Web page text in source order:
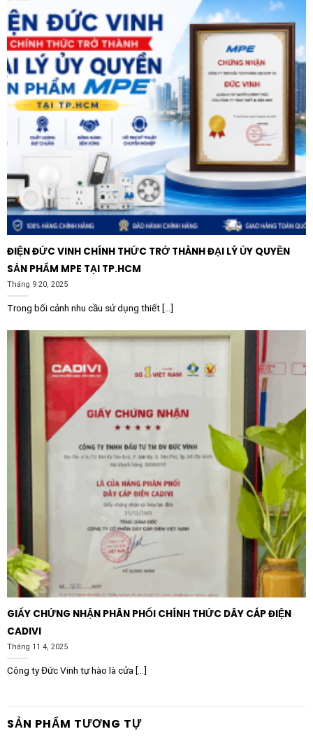
gọn. Sản phẩm hỗ trợ tính năng Reset tự động hoặc
bằng tay, linh hoạt cho các phương thức vận hành tự
động hóa khác nhau. Đây chính là mảnh ghép hoàn hảo
để nâng cấp tiêu chuẩn an toàn cho hệ thống điện của
bạn.
Ứng dụng thực tế của sản phẩm
Với dải dòng lên tới 320A, Rơ le bảo vệ Schneider
C320H320FM dải dòng 32-320A có màn hình hiển thị
số được ứng dụng rộng rãi trong nhiều lĩnh vực:
Công nghiệp nặng:Bảo vệ động cơ máy nghiền, máy
nén khí, hệ thống băng tải trong nhà máy xi măng,
thép, khai thác khoáng sản.
Hệ thống HVAC:Sử dụng cho các chiller công suất
lớn, quạt thông gió tòa nhà và hệ thống bơm nước
trung tâm.
tiêu, hệ thống sục khí cho hồ nuôi tôm quy mô lớn.
Tủ bảng điện: Lắp đặt trong các tủ điều khiển động
cơ (MCC) tại các tòa nhà cao tầng, trung tâm
thương mại và khu công nghiệp.
Tóm lại, Rơ le bảo vệ Schneider C320H320FM dải
dòng 32-320A có màn hình hiển thị số là sự lựa chọn
tin cậy, kết hợp giữa uy tín thương hiệu Schneider
Electric và công nghệ bảo vệ kỹ thuật số tiên tiến. Đầu
tư vào sản phẩm này chính là giải pháp bảo hiểm an
toàn và hiệu quả nhất cho các hệ thống truyền động
điện của doanh nghiệp.
ĐIỆN ĐỨC VINH CHÍNH THỨC TRỞ THÀNH ĐẠI LÝ ỦY QUYỀN
SẢN PHẨM MPE TẠI TP.HCM
Tháng 9 20, 2025
Trong bối cảnh nhu cầu sử dụng thiết [...]
GIẤY CHỨNG NHẬN PHÂN PHỐI CHÍNH THỨC DÂY CÁP ĐIỆN
CADIVI
Tháng 11 4, 2025
Công ty Đức Vinh tự hào là cửa [...]
SẢN PHẨM TƯƠNG TỰ